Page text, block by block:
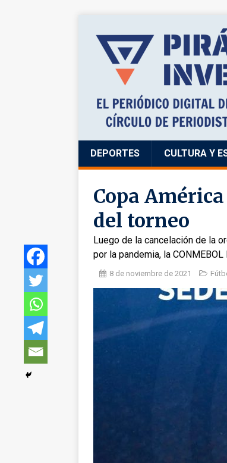
DEPORTES CULTURA Y
Copa
del torneo
Luego de la cancelación de la
por la pandemia, la
8 de noviembre de 2021